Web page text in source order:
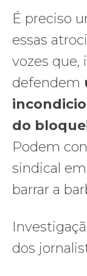
É preciso
essas
vozes que,
defendem
do
Podem
sindical
barrar a
dos